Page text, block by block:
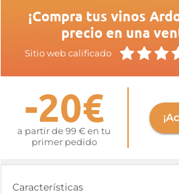
¡Compra tus vinos
precio en una
Sitio web calificado
-20€
a partir de 99 € en tu
primer pedido
Características